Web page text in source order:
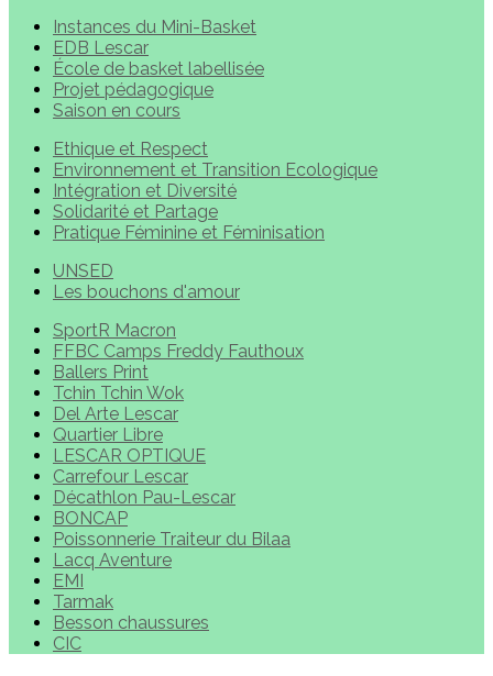
Instances du Mini-Basket
EDB Lescar
École de basket labellisée
Projet pédagogique
Saison en cours
Ethique et Respect
Environnement et Transition Ecologique
Intégration et Diversité
Solidarité et Partage
Pratique Féminine et Féminisation
UNSED
Les bouchons d'amour
SportR Macron
FFBC Camps Freddy Fauthoux
Ballers Print
Tchin Tchin Wok
Del Arte Lescar
Quartier Libre
LESCAR OPTIQUE
Carrefour Lescar
Décathlon Pau-Lescar
BONCAP
Poissonnerie Traiteur du Bilaa
Lacq Aventure
EMI
Tarmak
Besson chaussures
CIC